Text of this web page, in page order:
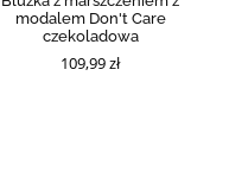
modalem Don't Care
czekoladowa
109,99 zł